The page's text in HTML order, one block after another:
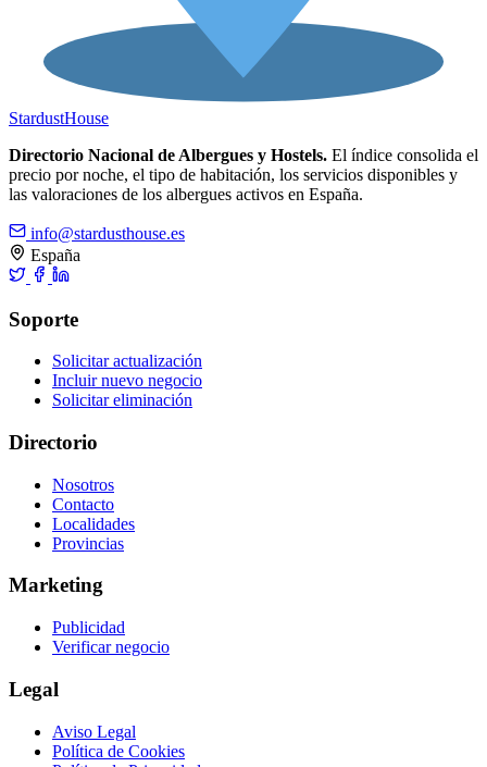
StardustHouse
Directorio Nacional de Albergues y Hostels. El índice consolida el
precio por noche, el tipo de habitación, los servicios disponibles y
las valoraciones de los albergues activos en España.
info@stardusthouse.es
España
Soporte
Solicitar actualización
Incluir nuevo negocio
Solicitar eliminación
Directorio
Nosotros
Contacto
Localidades
Provincias
Marketing
Publicidad
Verificar negocio
Legal
Aviso Legal
Política de Cookies